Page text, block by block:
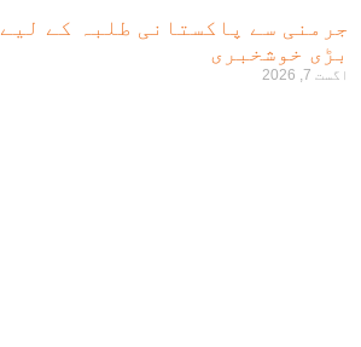
جرمنی سے پاکستانی طلبہ کے لیے
بڑی خوشخبری
اگست 7, 2026